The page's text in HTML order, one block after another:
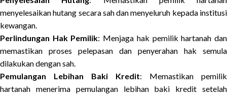
menyelesaikan hutang secara sah dan menyeluruh kepada institusi
kewangan.
Perlindungan Hak Pemilik: Menjaga hak pemilik hartanah dan
memastikan proses pelepasan dan penyerahan hak semula
dilakukan dengan sah.
Pemulangan Lebihan Baki Kredit: Memastikan pemilik
hartanah menerima pemulangan lebihan baki kredit setelah